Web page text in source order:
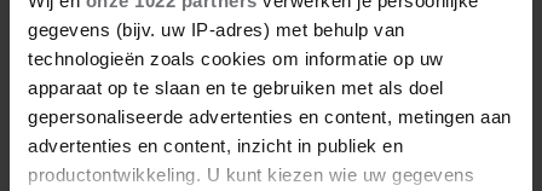
gegevens (bijv. uw IP-adres) met behulp van
technologieën zoals cookies om informatie op uw
apparaat op te slaan en te gebruiken met als doel
gepersonaliseerde advertenties en content, metingen aan
advertenties en content, inzicht in publiek en
productontwikkeling. U kunt kiezen wie uw gegevens
Kun je zonnebrandcrème met
make-up combineren?